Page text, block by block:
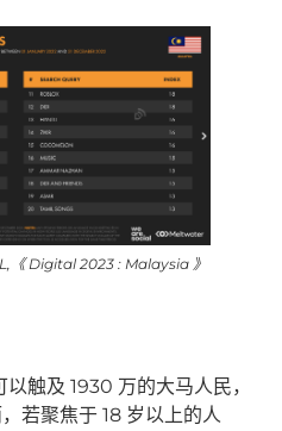
《 Digital 2023 : Malaysia 》
触及 1930 万的大马人民，
若聚焦于 18 岁以上的人